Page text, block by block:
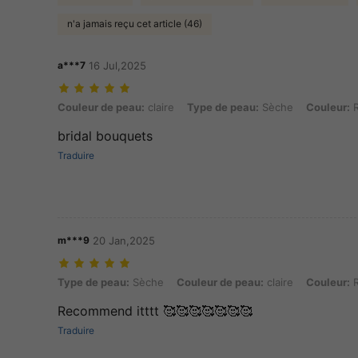
n'a jamais reçu cet article (46)
a***7 16 Jul,2025
Couleur de peau: claire, Type de peau: Sèche, Couleur: Rose cuivré
Couleur de peau: claire Type de peau: Sèche Couleur:
bridal bouquets
Traduire
m***9 20 Jan,2025
Type de peau: Sèche, Couleur de peau: claire, Couleur: Rose cuivré
Type de peau: Sèche Couleur de peau: claire Couleur:
Recommend itttt 🥰🥰🥰🥰🥰🥰🥰
Traduire